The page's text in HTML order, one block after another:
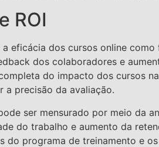
ROI
eficácia dos cursos online
dos colaboradores e
do impacto dos cursos
a precisão da avaliação.
ser mensurado por meio da
do trabalho e aumento da
do programa de treinamento e